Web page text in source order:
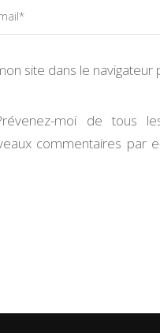
site dans le
moi de tous
commentaires par